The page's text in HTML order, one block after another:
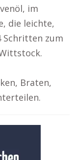
im
die leichte,
Schritten zum
Braten,